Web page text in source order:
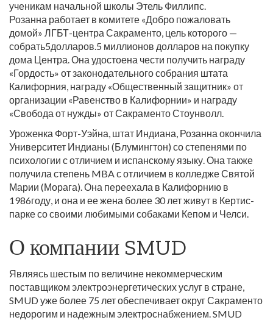
ученикам начальной школы Этель Филлипс.
Розанна работает в комитете «Добро пожаловать
домой» ЛГБТ-центра Сакраменто, цель которого —
собрать5долларов.5 миллионов долларов на покупку
дома Центра. Она удостоена чести получить награду
«Гордость» от законодательного собрания штата
Калифорния, награду «Общественный защитник» от
организации «Равенство в Калифорнии» и награду
«Свобода от нужды» от Сакраменто Стоунволл.
Уроженка Форт-Уэйна, штат Индиана, Розанна окончила
Университет Индианы (Блумингтон) со степенями по
психологии с отличием и испанскому языку. Она также
получила степень MBA с отличием в колледже Святой
Марии (Морага). Она переехала в Калифорнию в
1986году, и она и ее жена более 30 лет живут в Кертис-
парке со своими любимыми собаками Кепом и Челси.
О компании SMUD
Являясь шестым по величине некоммерческим
поставщиком электроэнергетических услуг в стране,
SMUD уже более 75 лет обеспечивает округ Сакраменто
недорогим и надежным электроснабжением. SMUD